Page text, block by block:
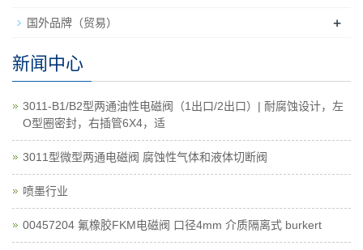
国外品牌（贸易） +
新闻中心
3011-B1/B2型两通油性电磁阀（1出口/2出口）| 耐腐蚀设计，左
O型圈密封，右插管6X4，适
3011型微型两通电磁阀 腐蚀性气体和液体切断阀
喷墨行业
00457204 氟橡胶FKM电磁阀 口径4mm 介质隔离式 burkert